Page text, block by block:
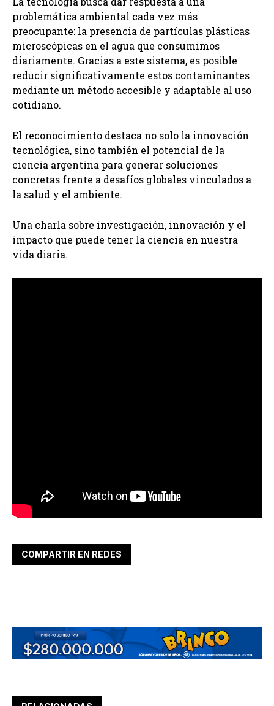
problemática ambiental cada vez más
preocupante: la presencia de partículas plásticas
microscópicas en el agua que consumimos
diariamente. Gracias a este sistema, es posible
reducir significativamente estos contaminantes
mediante un método accesible y adaptable al uso
cotidiano.
El reconocimiento destaca no solo la innovación
tecnológica, sino también el potencial de la
ciencia argentina para generar soluciones
concretas frente a desafíos globales vinculados a
la salud y el ambiente.
Una charla sobre investigación, innovación y el
impacto que puede tener la ciencia en nuestra
vida diaria.
COMPARTIR EN REDES